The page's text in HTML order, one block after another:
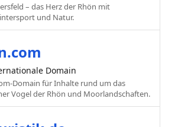
– das Herz der Rhön mit
und Natur.
Domain
Domain für Inhalte rund um das
Vogel der Rhön und Moorlandschaften.